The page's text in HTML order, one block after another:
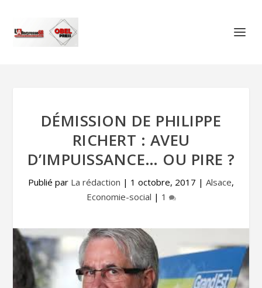
DÉMISSION DE PHILIPPE
RICHERT : AVEU
D’IMPUISSANCE… OU PIRE ?
Publié par La rédaction | 1 octobre, 2017 | Alsace,
Economie-social | 1